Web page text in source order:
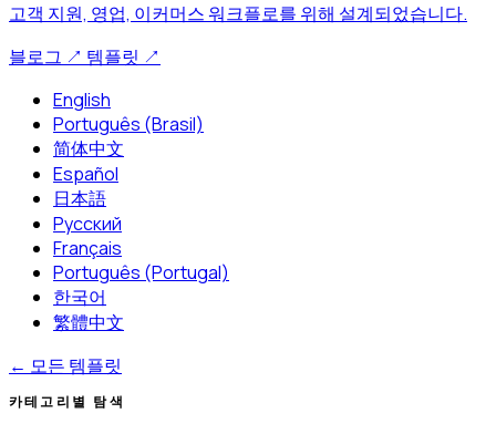
고객 지원, 영업, 이커머스 워크플로를 위해 설계되었습니다.
블로그 ↗ 템플릿 ↗
English
Português (Brasil)
简体中文
Español
日本語
Русский
Français
Português (Portugal)
한국어
繁體中文
← 모든 템플릿
카테고리별 탐색